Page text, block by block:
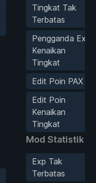
Tingkat Tak
Terbatas
Pengganda Exp
Kenaikan
Tingkat
Edit Poin PAX
Edit Poin
Kenaikan
Tingkat
Mod Statistik
Exp Tak
Terbatas